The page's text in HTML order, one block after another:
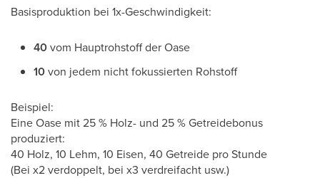
Basisproduktion bei 1x-Geschwindigkeit:
40vom Hauptrohstoff der Oase
10von jedem nicht fokussierten Rohstoff
Beispiel:
Eine Oase mit 25 % Holz- und 25 % Getreidebonus
produziert:
40 Holz, 10 Lehm, 10 Eisen, 40 Getreide pro Stunde
(Bei x2 verdoppelt, bei x3 verdreifacht usw.)